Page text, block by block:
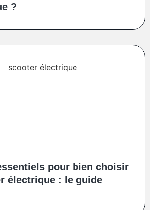
?
pour bien choisir
électrique : le guide